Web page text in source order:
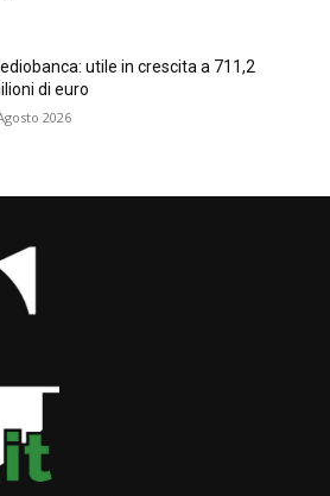
utile in crescita a 711,2
di euro
2026